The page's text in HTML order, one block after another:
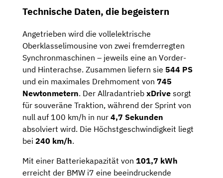
Technische Daten, die begeistern
Angetrieben wird die vollelektrische
Oberklasselimousine von zwei fremderregten
Synchronmaschinen – jeweils eine an Vorder-
und Hinterachse. Zusammen liefern sie 544 PS
und ein maximales Drehmoment von 745
Newtonmetern. Der Allradantrieb xDrive sorgt
für souveräne Traktion, während der Sprint von
null auf 100 km/h in nur 4,7 Sekunden
absolviert wird. Die Höchstgeschwindigkeit liegt
bei 240 km/h.
Mit einer Batteriekapazität von 101,7 kWh
erreicht der BMW i7 eine beeindruckende